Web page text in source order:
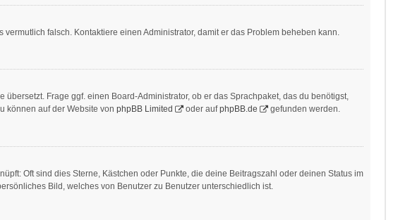
falsch. Kontaktiere einen Administrator, damit er das Problem beheben kann.
Frage ggf. einen Board-Administrator, ob er das Sprachpaket, das du benötigst,
können auf der Website von phpBB Limited oder aufphpBB.de gefunden werden.
Oft sind dies Sterne, Kästchen oder Punkte, die deine Beitragszahl oder deinen Status im
Bild, welches von Benutzer zu Benutzer unterschiedlich ist.